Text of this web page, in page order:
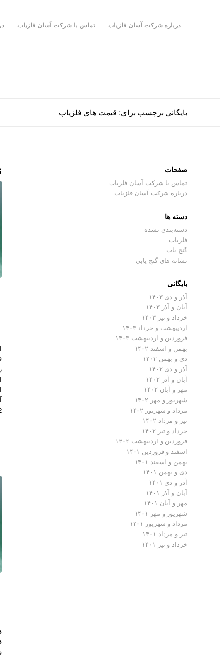
درباره شرکت آسان فلزیاب تماس با شرکت آسان فلزیاب
بایگانی برچسب برای: قیمت های فلزیاب
2 نیو ادیشن
صفحات
تماس با شرکت آسان فلزیاب
درباره شرکت آسان فلزیاب
دسته ها
دسته‌بندی نشده
فلزیاب
گنج یاب
نشانه های گنج یابی
بایگانی
آذر و دی ۱۴۰۳
آبان و آذر ۱۴۰۳
خرداد و تیر ۱۴۰۳
اردیبهشت و خرداد ۱۴۰۳
فروردین و اردیبهشت ۱۴۰۳
بهمن و اسفند ۱۴۰۲
دی و بهمن ۱۴۰۲
آذر و دی ۱۴۰۲
آبان و آذر ۱۴۰۲
مهر و آبان ۱۴۰۲
شهریور و مهر ۱۴۰۲
مرداد و شهریور ۱۴۰۲
تیر و مرداد ۱۴۰۲
خرداد و تیر ۱۴۰۲
فروردین و اردیبهشت ۱۴۰۲
اسفند و فروردین ۱۴۰۱
بهمن و اسفند ۱۴۰۱
دی و بهمن ۱۴۰۱
آذر و دی ۱۴۰۱
آبان و آذر ۱۴۰۱
مهر و آبان ۱۴۰۱
شهریور و مهر ۱۴۰۱
مرداد و شهریور ۱۴۰۱
تیر و مرداد ۱۴۰۱
خرداد و تیر ۱۴۰۱